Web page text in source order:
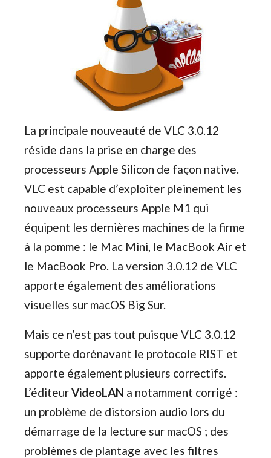
La principale nouveauté de VLC 3.0.12
réside dans la prise en charge des
processeurs Apple Silicon de façon native.
VLC est capable d’exploiter pleinement les
nouveaux processeurs Apple M1 qui
équipent les dernières machines de la firme
à la pomme : le Mac Mini, le MacBook Air et
le MacBook Pro. La version 3.0.12 de VLC
apporte également des améliorations
visuelles sur macOS Big Sur.
Mais ce n’est pas tout puisque VLC 3.0.12
supporte dorénavant le protocole RIST et
apporte également plusieurs correctifs.
L’éditeurVideoLAN a notamment corrigé :
un problème de distorsion audio lors du
démarrage de la lecture sur macOS ; des
problèmes de plantage avec les filtres